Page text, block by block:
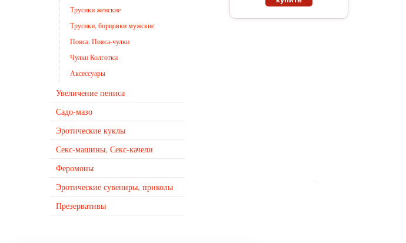
Трусики женские
Трусики, борцовки мужские
Пояса, Пояса-чулки
Чулки Колготки
Аксессуары
Увеличение пениса
Садо-мазо
Эротические куклы
Секс-машины, Секс-качели
Феромоны
Эротические сувениры, приколы
Презервативы